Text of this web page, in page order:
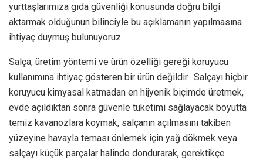
yurttaşlarımıza gıda güvenliği konusunda doğru bilgi
aktarmak olduğunun bilinciyle bu açıklamanın yapılmasına
ihtiyaç duymuş bulunuyoruz.
Salça, üretim yöntemi ve ürün özelliği gereği koruyucu
kullanımına ihtiyaç gösteren bir ürün değildir. Salçayı hiçbir
koruyucu kimyasal katmadan en hijyenik biçimde üretmek,
evde açıldıktan sonra güvenle tüketimi sağlayacak boyutta
temiz kavanozlara koymak, salçanın açılmasını takiben
yüzeyine havayla teması önlemek için yağ dökmek veya
salçayı küçük parçalar halinde dondurarak, gerektikçe